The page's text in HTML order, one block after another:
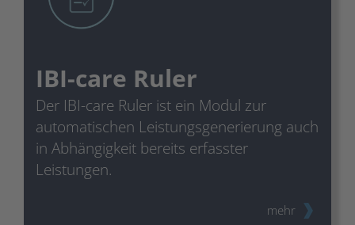
IBI-care Ruler
Der IBI-care Ruler ist ein Modul zur
automatischen Leistungsgenerierung auch
in Abhängigkeit bereits erfasster
Leistungen.
mehr